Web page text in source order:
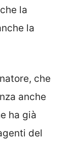
la
la
che
anche
ha già
del